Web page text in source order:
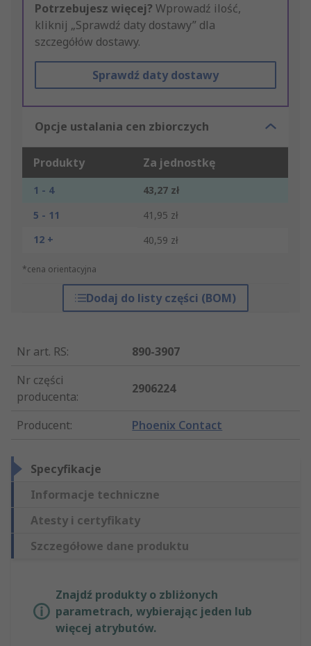
Potrzebujesz więcej? Wprowadź ilość,
kliknij „Sprawdź daty dostawy” dla
szczegółów dostawy.
Sprawdź daty dostawy
Opcje ustalania cen zbiorczych
Produkty Za jednostkę
1 - 4
43,27 zł
5 - 11
41,95 zł
12 +
40,59 zł
*cena orientacyjna
Dodaj do listy części (BOM)
Nr art. RS:
890-3907
Nr części
producenta:
2906224
Producent: Phoenix Contact
Specyfikacje
Informacje techniczne
Atesty i certyfikaty
Szczegółowe dane produktu
Znajdź produkty o zbliżonych
parametrach, wybierając jeden lub
więcej atrybutów.